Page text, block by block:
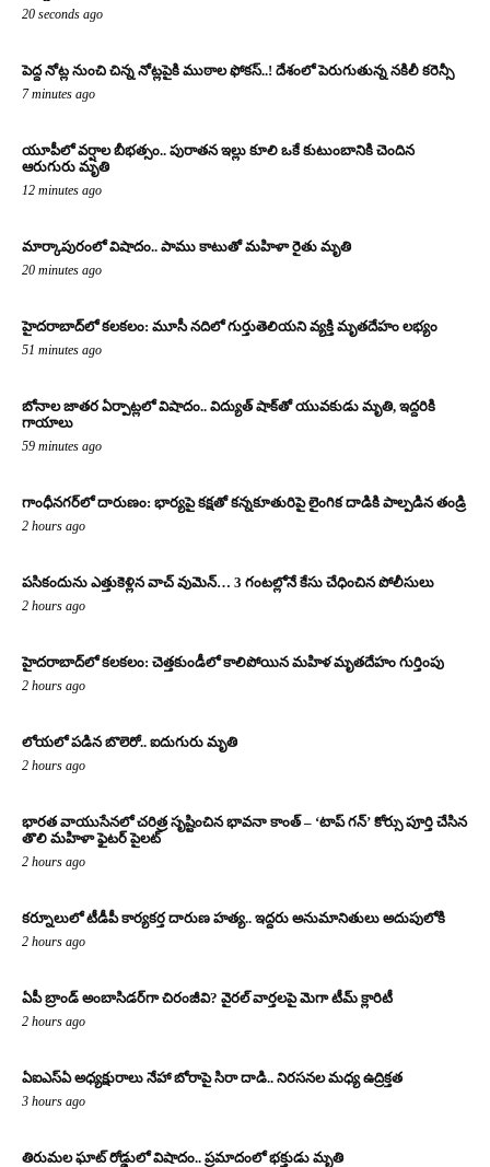
20 seconds ago
పెద్ద నోట్ల నుంచి చిన్న నోట్లపైకి ముఠాల ఫోకస్..! దేశంలో పెరుగుతున్న నకిలీ కరెన్సీ
7 minutes ago
యూపీలో వర్షాల బీభత్సం.. పురాతన ఇల్లు కూలి ఒకే కుటుంబానికి చెందిన
ఆరుగురు మృతి
12 minutes ago
మార్కాపురంలో విషాదం.. పాము కాటుతో మహిళా రైతు మృతి
20 minutes ago
హైదరాబాద్‌లో కలకలం: మూసీ నదిలో గుర్తుతెలియని వ్యక్తి మృతదేహం లభ్యం
51 minutes ago
బోనాల జాతర ఏర్పాట్లలో విషాదం.. విద్యుత్ షాక్‌తో యువకుడు మృతి, ఇద్దరికి
గాయాలు
59 minutes ago
గాంధీనగర్‌లో దారుణం: భార్యపై కక్షతో కన్నకూతురిపై లైంగిక దాడికి పాల్పడిన తండ్రి
2 hours ago
పసికందును ఎత్తుకెళ్లిన వాచ్ వుమెన్… 3 గంటల్లోనే కేసు చేధించిన పోలీసులు
2 hours ago
హైదరాబాద్‌లో కలకలం: చెత్తకుండీలో కాలిపోయిన మహిళ మృతదేహం గుర్తింపు
2 hours ago
లోయలో పడిన బొలెరో.. ఐదుగురు మృతి
2 hours ago
భారత వాయుసేనలో చరిత్ర సృష్టించిన భావనా కాంత్ – ‘టాప్ గన్’ కోర్సు పూర్తి చేసిన
తొలి మహిళా ఫైటర్ పైలట్
2 hours ago
కర్నూలులో టీడీపీ కార్యకర్త దారుణ హత్య.. ఇద్దరు అనుమానితులు అదుపులోకి
2 hours ago
ఏపీ బ్రాండ్ అంబాసిడర్‌గా చిరంజీవి? వైరల్ వార్తలపై మెగా టీమ్ క్లారిటీ
2 hours ago
ఏఐఎస్‌ఏ అధ్యక్షురాలు నేహా బోరాపై సిరా దాడి.. నిరసనల మధ్య ఉద్రిక్తత
3 hours ago
తిరుమల ఘాట్ రోడ్డులో విషాదం.. ప్రమాదంలో భక్తుడు మృతి